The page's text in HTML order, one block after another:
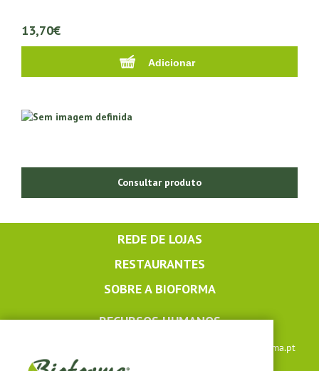
13,70€
Consultar produto
REDE DE LOJAS
RESTAURANTES
SOBRE A BIOFORMA
RECURSOS HUMANOS
lojaonline@bioforma.pt
(dias úteis das 8h30 às 13h e das 14h às 17h30)